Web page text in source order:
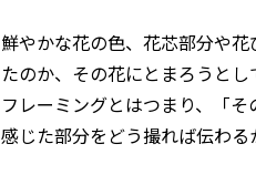
鮮やかな花の色、花芯部分や
たのか、その花にとまろうと
フレーミングとはつまり、「
感じた部分をどう撮れば伝わる